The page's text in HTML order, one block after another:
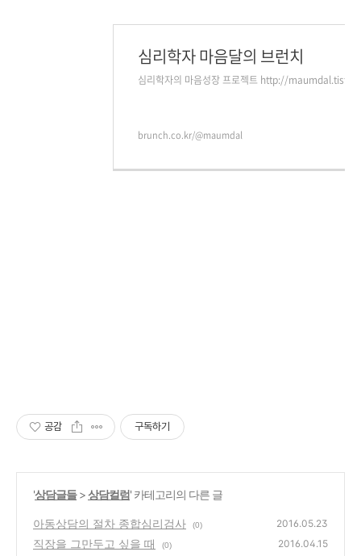
심리학자 마음달의 브런치
심리학자의 마음성장 프로젝트 http://
brunch.co.kr/@maumdal
공감 구독하기
'상담글들>상담컬럼' 카테고리의 다른 글
아동상담의 절차 종합심리검사 (0) 2016.05.23
직장을 그만두고 싶을 때 (0) 2016.04.15